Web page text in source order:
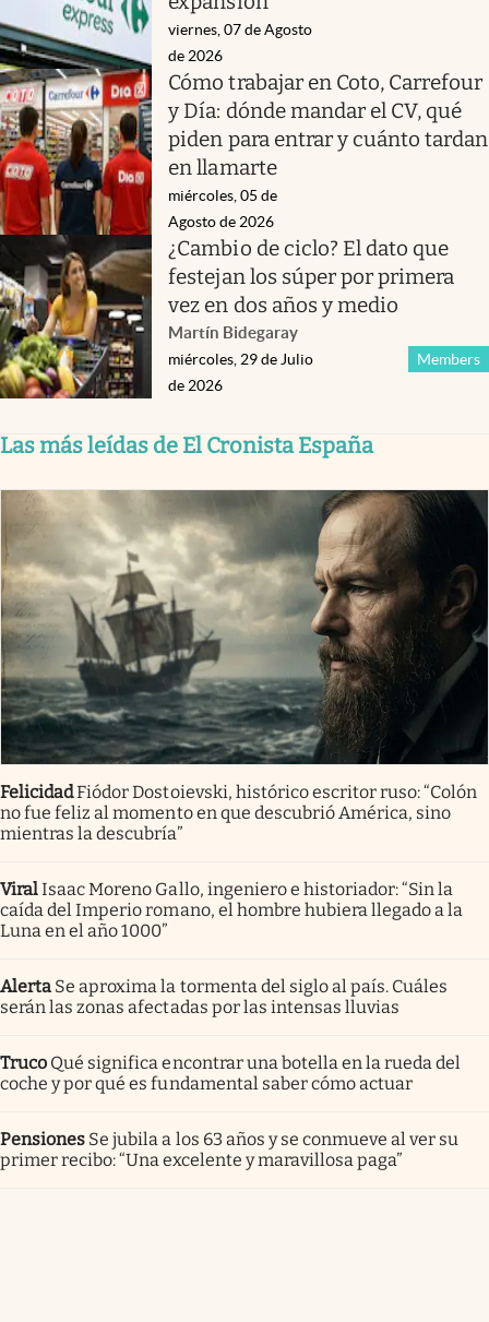
viernes, 07 de Agosto
de 2026
Cómo trabajar en Coto, Carrefour
y Día: dónde mandar el CV, qué
piden para entrar y cuánto tardan
en llamarte
miércoles, 05 de
Agosto de 2026
¿Cambio de ciclo? El dato que
festejan los súper por primera
vez en dos años y medio
Martín Bidegaray
Members
miércoles, 29 de Julio
de 2026
Las más leídas de El Cronista España
FelicidadFiódor Dostoievski, histórico escritor ruso: “Colón
no fue feliz al momento en que descubrió América, sino
mientras la descubría”
ViralIsaac Moreno Gallo, ingeniero e historiador: “Sin la
caída del Imperio romano, el hombre hubiera llegado a la
Luna en el año 1000”
Alerta Se aproxima la tormenta del siglo al país. Cuáles
serán las zonas afectadas por las intensas lluvias
Truco Qué significa encontrar una botella en la rueda del
coche y por qué es fundamental saber cómo actuar
Pensiones Se jubila a los 63 años y se conmueve al ver su
primer recibo: “Una excelente y maravillosa paga”